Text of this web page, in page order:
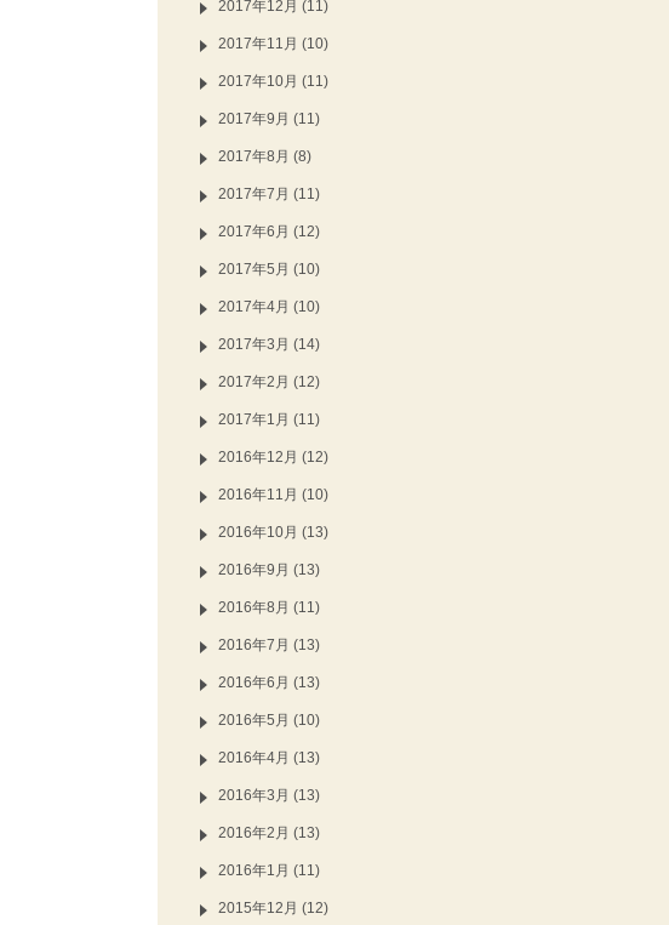
2017年12月 (11)
2017年11月 (10)
2017年10月 (11)
2017年9月 (11)
2017年8月 (8)
2017年7月 (11)
2017年6月 (12)
2017年5月 (10)
2017年4月 (10)
2017年3月 (14)
2017年2月 (12)
2017年1月 (11)
2016年12月 (12)
2016年11月 (10)
2016年10月 (13)
2016年9月 (13)
2016年8月 (11)
2016年7月 (13)
2016年6月 (13)
2016年5月 (10)
2016年4月 (13)
2016年3月 (13)
2016年2月 (13)
2016年1月 (11)
2015年12月 (12)